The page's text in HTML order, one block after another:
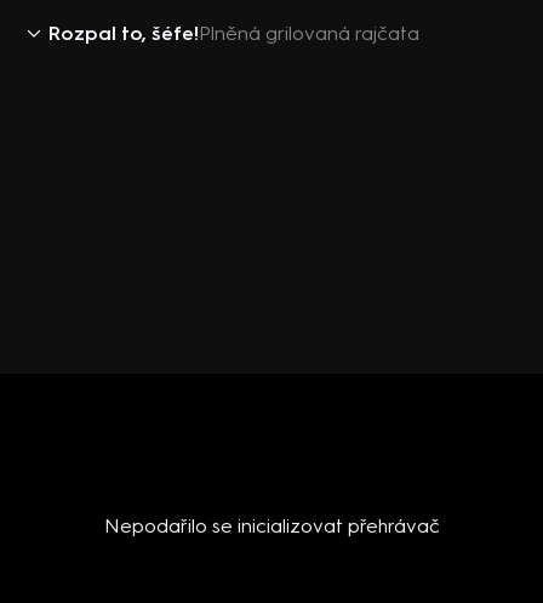
Rozpal to, šéfe!Plněná grilovaná rajčata
Nepodařilo se inicializovat přehrávač